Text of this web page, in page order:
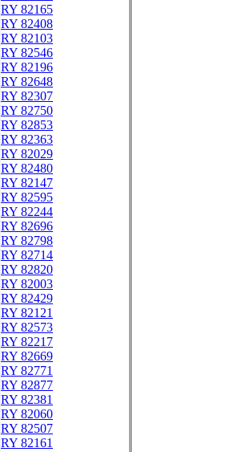
RY 82165
RY 82408
RY 82103
RY 82546
RY 82196
RY 82648
RY 82307
RY 82750
RY 82853
RY 82363
RY 82029
RY 82480
RY 82147
RY 82595
RY 82244
RY 82696
RY 82798
RY 82714
RY 82820
RY 82003
RY 82429
RY 82121
RY 82573
RY 82217
RY 82669
RY 82771
RY 82877
RY 82381
RY 82060
RY 82507
RY 82161